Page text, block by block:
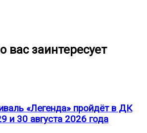
вас заинтересует
«Легенда» пройдёт в ДК
и 30 августа 2026 года